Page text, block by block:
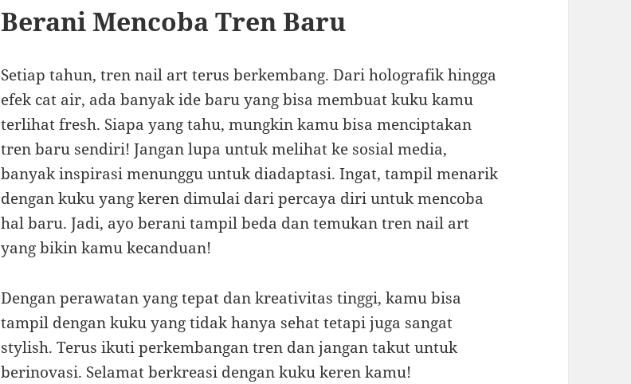
Berani Mencoba Tren Baru
Setiap tahun, tren nail art terus berkembang. Dari holografik hingga
efek cat air, ada banyak ide baru yang bisa membuat kuku kamu
terlihat fresh. Siapa yang tahu, mungkin kamu bisa menciptakan
tren baru sendiri! Jangan lupa untuk melihat ke sosial media,
banyak inspirasi menunggu untuk diadaptasi. Ingat, tampil menarik
dengan kuku yang keren dimulai dari percaya diri untuk mencoba
hal baru. Jadi, ayo berani tampil beda dan temukan tren nail art
yang bikin kamu kecanduan!
Dengan perawatan yang tepat dan kreativitas tinggi, kamu bisa
tampil dengan kuku yang tidak hanya sehat tetapi juga sangat
stylish. Terus ikuti perkembangan tren dan jangan takut untuk
berinovasi. Selamat berkreasi dengan kuku keren kamu!